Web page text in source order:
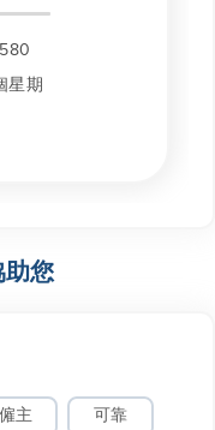
星期
許可
星期
助您
主 可靠